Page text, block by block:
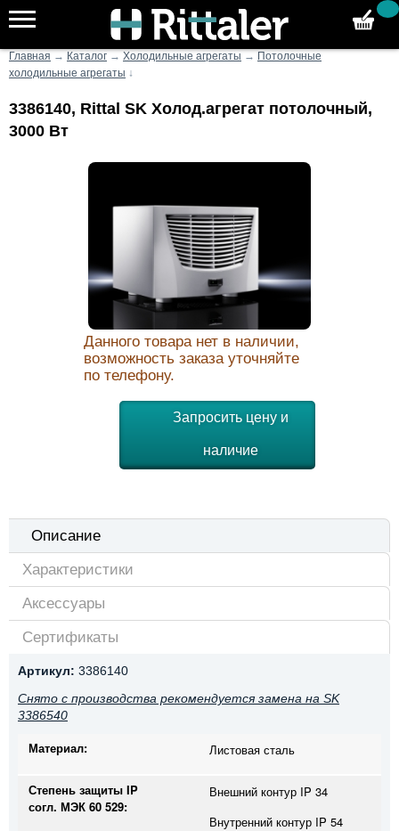
Главная → Каталог → Холодильные агрегаты →
Потолочные
холодильные агрегаты ↓
3386140, Rittal SK Холод.агрегат потолочный,
3000 Вт
Данного товара нет в наличии,
возможность заказа уточняйте
по телефону.
Запросить цену и
наличие
Описание
Характеристики
Аксессуары
Сертификаты
Артикул: 3386140
Снято с производства рекомендуется замена на SK
3386540
Материал: Листовая сталь
Степень защиты IP
согл. МЭК 60 529:
Внешний контур IP 34
Внутренний контур IP 54